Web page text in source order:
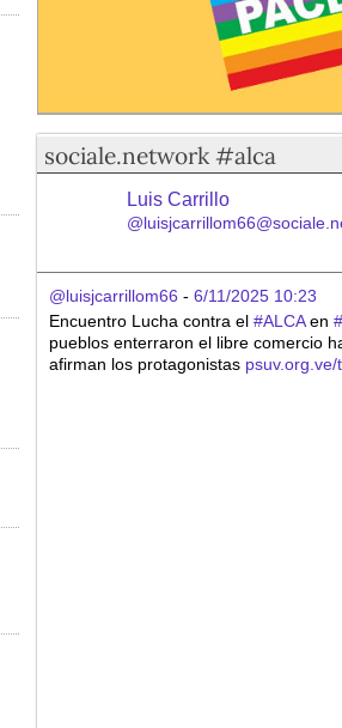
sociale.network #alca
Luis Carrillo
@luisjcarrillom66 - 6/11/2025 10:23
Encuentro Lucha contra el #ALCA en #
pueblos enterraron el libre comercio
afirman los protagonistas